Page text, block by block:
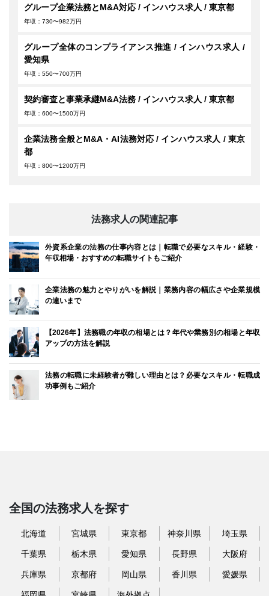
グループ企業法務とM&A対応 / インハウス求人 / 東京都
年収：730〜982万円
グループ全体のコンプライアンス推進 / インハウス求人 /
愛知県
年収：550〜700万円
契約審査と事業承継M&A法務 / インハウス求人 / 東京都
年収：600〜1500万円
企業法務全般とM&A・AI法務対応 / インハウス求人 / 東京
都
年収：800〜1200万円
法務求人の関連記事
外資系企業の法務の仕事内容とは｜転職で必要なスキル・経験・
年収相場・おすすめの転職サイトもご紹介
企業法務の魅力とやりがいを解説｜業務内容の幅広さや企業規模
の違いまで
【2026年】法務職の年収の相場とは？年代や業務別の相場と年収
アップの方法を解説
法務の転職に未経験者が難しい理由とは？必要なスキル・転職成
功事例もご紹介
全国の法務求人を探す
北海道 宮城県 東京都 神奈川県 埼玉県
千葉県 栃木県 愛知県 長野県 大阪府
兵庫県 京都府 岡山県 香川県 愛媛県